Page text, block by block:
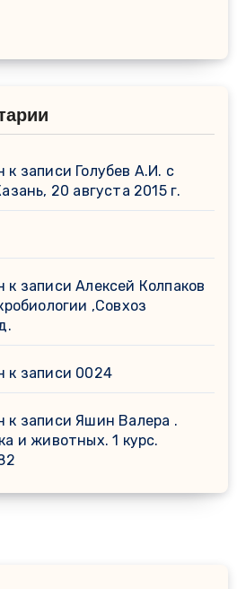
к записи Голубев А.И. с
20 августа 2015 г.
к записиАлексей Колпаков
,Совхоз
к записи 0024
к записиЯшин Валера .
и животных. 1 курс.